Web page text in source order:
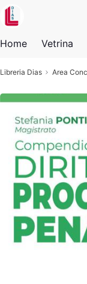
Home Vetrina
Libreria Dias Area